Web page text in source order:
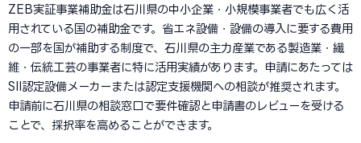
ZEB実証事業補助金は石川県の中小企業・小規模事業者でも広く活
用されている国の補助金です。省エネ設備・設備の導入に要する費用
の一部を国が補助する制度で、石川県の主力産業である製造業・繊
維・伝統工芸の事業者に特に活用実績があります。申請にあたっては
SII認定設備メーカーまたは認定支援機関への相談が推奨されます。
申請前に石川県の相談窓口で要件確認と申請書のレビューを受ける
ことで、採択率を高めることができます。